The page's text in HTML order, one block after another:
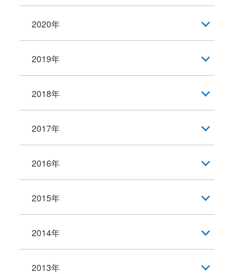
2020年
2019年
2018年
2017年
2016年
2015年
2014年
2013年